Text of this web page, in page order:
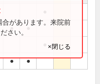
● ●
● ●
があります。来院前
さい。
×閉じる